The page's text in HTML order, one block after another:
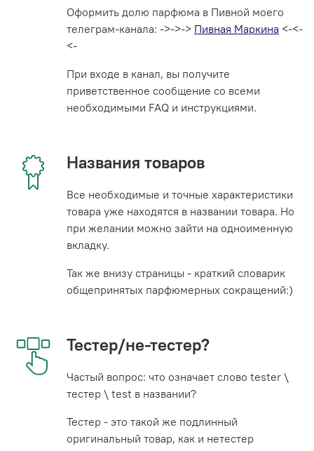
Оформить долю парфюма в Пивной моего
телеграм-канала: ->->-> Пивная Маркина <-<-
<-
При входе в канал, вы получите
приветственное сообщение со всеми
необходимыми FAQ и инструкциями.
Названия товаров
Все необходимые и точные характеристики
товара уже находятся в названии товара. Но
при желании можно зайти на одноименную
вкладку.
Так же внизу страницы - краткий словарик
общепринятых парфюмерных сокращений:)
Тестер/не-тестер?
Частый вопрос: что означает слово tester \
тестер \ test в названии?
Тестер - это такой же подлинный
оригинальный товар, как и нетестер